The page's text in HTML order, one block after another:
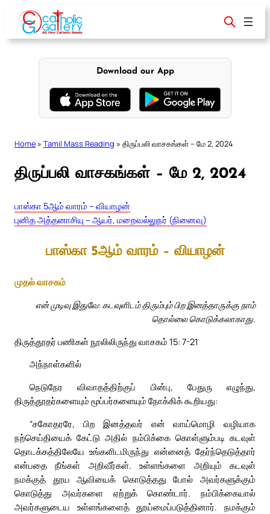
content
Download our App
Home » Tamil Mass Reading » திருப்பலி வாசகங்கள் – மே 2, 2024
திருப்பலி வாசகங்கள் – மே 2, 2024
பாஸ்கா 5ஆம் வாரம் – வியாழன்
புனித அத்தனாசியு – ஆயர், மறைவல்லுநர் (நினைவு)
பாஸ்கா 5ஆம் வாரம் – வியாழன்
முதல் வாசகம்
என் முடிவு இதுவே: கடவுளிடம் திரும்பும் பிற இனத்தாருக்கு நாம்
தொல்லை கொடுக்கலாகாது.
திருத்தூதர் பணிகள் நூலிலிருந்து வாசகம் 15: 7-21
அந்நாள்களில்
நெடுநேர விவாதத்திற்குப் பின்பு, பேதுரு எழுந்து,
திருத்தூதர்களையும் மூப்பர்களையும் நோக்கிக் கூறியது:
“சகோதரரே, பிற இனத்தவர் என் வாய்மொழி வழியாக
நற்செய்தியைக் கேட்டு அதில் நம்பிக்கை கொள்ளும்படி கடவுள்
தொடக்கத்திலேயே உங்களிடமிருந்து என்னைத் தேர்ந்தெடுத்தார்
என்பதை நீங்கள் அறிவீர்கள். உள்ளங்களை அறியும் கடவுள்
நமக்குத் தூய ஆவியைக் கொடுத்தது போல் அவர்களுக்கும்
கொடுத்து அவர்களை ஏற்றுக் கொண்டார். நம்பிக்கையால்
அவர்களுடைய உள்ளங்களைத் தூய்மைப்படுத்தினார். நமக்கும்